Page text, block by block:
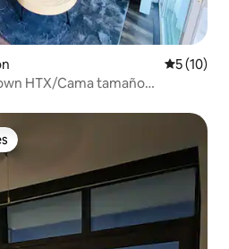
5 (10)
HTX/Cama tamaño